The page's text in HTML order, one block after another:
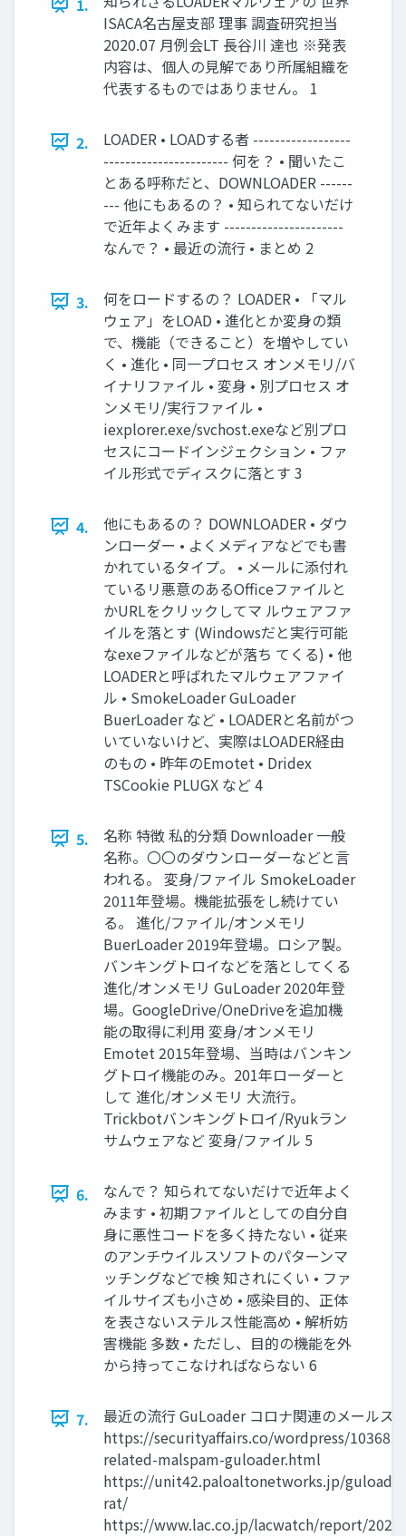
ISACA名古屋支部 理事 調査研究担当
2020.07 月例会LT 長谷川 達也 ※発表
内容は、個人の見解であり所属組織を
代表するものではありません。 1
2.
LOADER • LOADする者 ------------------
----------------------- 何を？ • 聞いたこ
とある呼称だと、DOWNLOADER ------
--- 他にもあるの？ • 知られてないだけ
で近年よくみます ----------------------
なんで？ • 最近の流行 • まとめ 2
3.
何をロードするの？ LOADER • 「マル
ウェア」をLOAD • 進化とか変身の類
で、機能（できること）を増やしてい
く • 進化 • 同一プロセス オンメモリ/バ
イナリファイル • 変身 • 別プロセス オ
ンメモリ/実行ファイル •
iexplorer.exe/svchost.exeなど別プロ
セスにコードインジェクション • ファ
イル形式でディスクに落とす 3
4.
他にもあるの？ DOWNLOADER • ダウ
ンローダー • よくメディアなどでも書
かれているタイプ。 • メールに添付れ
ているリ悪意のあるOfficeファイルと
かURLをクリックしてマ ルウェアファ
イルを落とす (Windowsだと実行可能
なexeファイルなどが落ち てくる) • 他
LOADERと呼ばれたマルウェアファイ
ル • SmokeLoader GuLoader
BuerLoader など • LOADERと名前がつ
いていないけど、実際はLOADER経由
のもの • 昨年のEmotet • Dridex
TSCookie PLUGX など 4
5.
名称 特徴 私的分類 Downloader 一般
名称。〇〇のダウンローダーなどと言
われる。 変身/ファイル SmokeLoader
2011年登場。機能拡張をし続けてい
る。 進化/ファイル/オンメモリ
BuerLoader 2019年登場。ロシア製。
バンキングトロイなどを落としてくる
進化/オンメモリ GuLoader 2020年登
場。GoogleDrive/OneDriveを追加機
能の取得に利用 変身/オンメモリ
Emotet 2015年登場、当時はバンキン
グトロイ機能のみ。201年ローダーと
して 進化/オンメモリ 大流行。
Trickbotバンキングトロイ/Ryukラン
サムウェアなど 変身/ファイル 5
6.
なんで？ 知られてないだけで近年よく
みます • 初期ファイルとしての自分自
身に悪性コードを多く持たない • 従来
のアンチウイルスソフトのパターンマ
ッチングなどで検 知されにくい • ファ
イルサイズも小さめ • 感染目的、正体
を表さないステルス性能高め • 解析妨
害機能 多数 • ただし、目的の機能を外
から持ってこなければならない 6
7.
最近の流行 GuLoader コロナ関連のメールス
https://securityaffairs.co/wordpress/
related-malspam-guloader.html
https://unit42.paloaltonetworks.jp/
rat/
https://www.lac.co.jp/lacwatch/report/